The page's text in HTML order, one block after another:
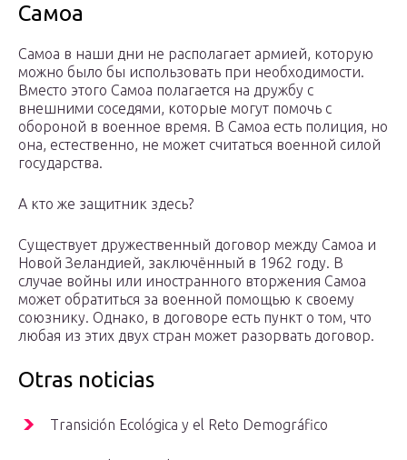
Самоа
Самоа в наши дни не располагает армией, которую
можно было бы использовать при необходимости.
Вместо этого Самоа полагается на дружбу с
внешними соседями, которые могут помочь с
обороной в военное время. В Самоа есть полиция, но
она, естественно, не может считаться военной силой
государства.
А кто же защитник здесь?
Существует дружественный договор между Самоа и
Новой Зеландией, заключённый в 1962 году. В
случае войны или иностранного вторжения Самоа
может обратиться за военной помощью к своему
союзнику. Однако, в договоре есть пункт о том, что
любая из этих двух стран может разорвать договор.
Otras noticias
Transición Ecológica y el Reto Demográfico